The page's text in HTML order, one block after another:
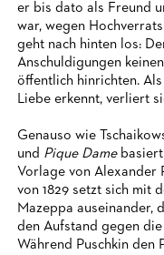
er bis dato als Freund
war, wegen
geht nach hinten los:
Anschuldigungen
öffentlich hinrichten.
Liebe erkennt, verliert
Genauso wie
und Pique Dame basiert
Vorlage von Alexander
von 1829 setzt sich mit
Mazeppa auseinander,
den Aufstand gegen
Während Puschkin den